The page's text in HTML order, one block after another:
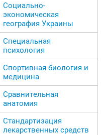
Социально-
экономическая
география Украины
Специальная
психология
Спортивная биология и
медицина
Сравнительная
анатомия
Стандартизация
лекарственных средств